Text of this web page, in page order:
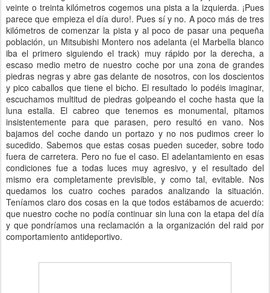
veinte o treinta kilómetros cogemos una pista a la izquierda. ¡Pues
parece que empieza el día duro!. Pues sí y no. A poco más de tres
kilómetros de comenzar la pista y al poco de pasar una pequeña
población, un Mitsubishi Montero nos adelanta (el Marbella blanco
iba el primero siguiendo el track) muy rápido por la derecha, a
escaso medio metro de nuestro coche por una zona de grandes
piedras negras y abre gas delante de nosotros, con los doscientos
y pico caballos que tiene el bicho. El resultado lo podéis imaginar,
escuchamos multitud de piedras golpeando el coche hasta que la
luna estalla. El cabreo que tenemos es monumental, pitamos
insistentemente para que parasen, pero resultó en vano. Nos
bajamos del coche dando un portazo y no nos pudimos creer lo
sucedido. Sabemos que estas cosas pueden suceder, sobre todo
fuera de carretera. Pero no fue el caso. El adelantamiento en esas
condiciones fue a todas luces muy agresivo, y el resultado del
mismo era completamente previsible, y como tal, evitable. Nos
quedamos los cuatro coches parados analizando la situación.
Teníamos claro dos cosas en la que todos estábamos de acuerdo:
que nuestro coche no podía continuar sin luna con la etapa del día
y que pondríamos una reclamación a la organización del raid por
comportamiento antideportivo.